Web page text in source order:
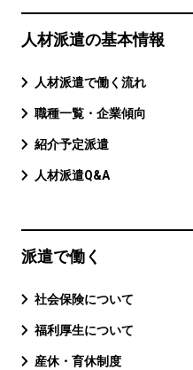
人材派遣の基本情報
人材派遣で働く流れ
職種一覧・企業傾向
紹介予定派遣
人材派遣Q&A
派遣で働く
社会保険について
福利厚生について
産休・育休制度